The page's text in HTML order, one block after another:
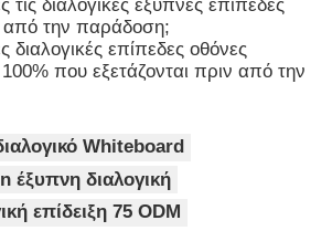
τις διαλογικές έξυπνες επίπεδες
από την παράδοση;
διαλογικές επίπεδες οθόνες
που εξετάζονται πριν από την
Whiteboard
έξυπνη διαλογική
επίδειξη 75 ODM